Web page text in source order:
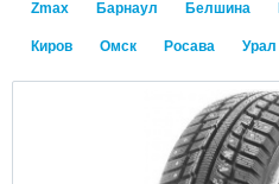
Zmax Барнаул Белшина
Киров Омск Росава Урал